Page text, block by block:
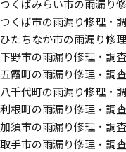
つくばみらい市の雨漏り
つくば市の雨漏り修理・
ひたちなか市の雨漏り修
下野市の雨漏り修理・調
五霞町の雨漏り修理・調
八千代町の雨漏り修理・
利根町の雨漏り修理・調
加須市の雨漏り修理・調
取手市の雨漏り修理・調